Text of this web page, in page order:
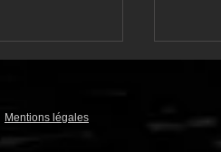
Mentions légales